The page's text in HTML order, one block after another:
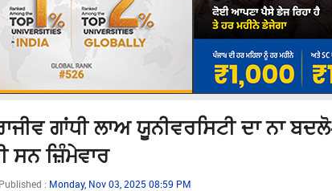
ਗਾਂਧੀ ਲਾਅ ਯੂਨੀਵਰਸਿਟੀ ਦਾ ਨਾ
ਸਨ ਜ਼ਿੰਮੇਵਾਰ
: Monday, Nov 03, 2025 08:59 PM